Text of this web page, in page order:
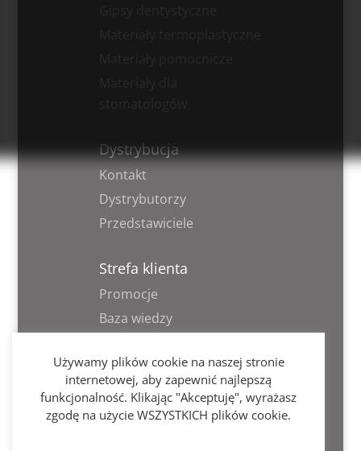
Dystrybucja
Kontakt
Dystrybutorzy
Przedstawiciele
Strefa klienta
Promocje
Baza wiedzy
PZI
Używamy plików cookie na naszej stronie
internetowej, aby zapewnić najlepszą
funkcjonalność. Klikając "Akceptuję", wyrażasz
zgodę na użycie WSZYSTKICH plików cookie.